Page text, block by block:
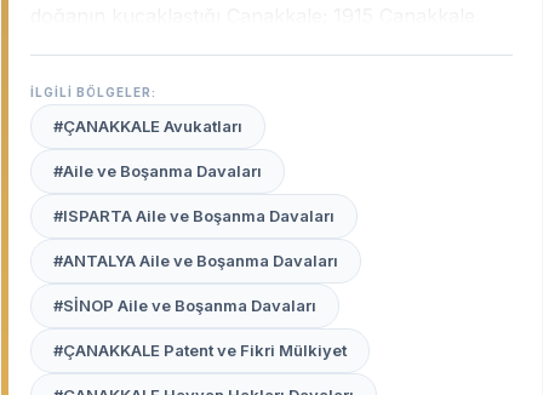
bu hızlı gelişimi; gayrimenkul değerlemelerinden
kamulaştırma davalarına, tarımsal arazi
uyuşmazlıklarından ticaret hukukuna kadar pek çok
alanda uzmanlık gerektirir.Çanakkale uzman
avukatları, şehrin bu karakteristik değişimini, yerel
mahkeme pratiklerini ve Çanakkale Adliyesi ile
mülhakat ilçelerindeki (Biga, Gelibolu, Çan vb.)
işleyişi en iyi bilen profesyonellerdir.
Avukat Buradaplatformu, Çanakkale merkezden
Biga’ya, Ayvacık’tan Çan’a kadar şehrin her
İLGİLİ BÖLGELER:
#ÇANAKKALE Avukatları
#Aile ve Boşanma Davaları
#ISPARTA Aile ve Boşanma Davaları
#ANTALYA Aile ve Boşanma Davaları
#SİNOP Aile ve Boşanma Davaları
#ÇANAKKALE Patent ve Fikri Mülkiyet